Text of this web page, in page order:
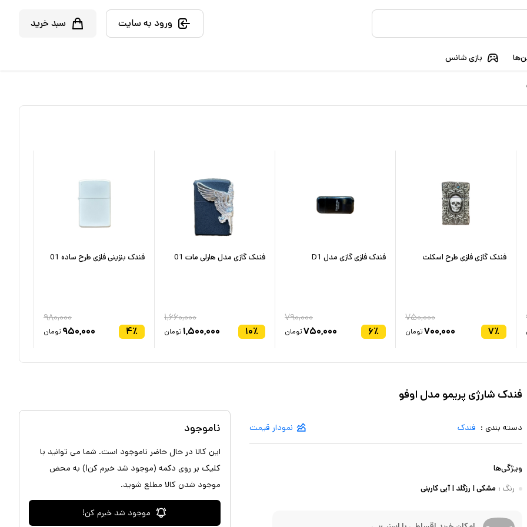
ورود به سایت سبد خرید
بازی شانس
فندک گازی فلزی طرح اسکلت
۷٪
۷۵۰,۰۰۰
۷۰۰,۰۰۰تومان
فندک فلزی گازی مدل D1
۶٪
۷۹۰,۰۰۰
۷۵۰,۰۰۰تومان
فندک گازی مدل هارلی مات 01
۱۰٪
۱,۶۶۰,۰۰۰
۱,۵۰۰,۰۰۰ تومان
فندک بنزینی فلزی طرح ساده 01
۴٪
۹۸۰,۰۰۰
۹۵۰,۰۰۰ تومان
فندک شارژی پریمو مدل اوفو
دسته بندی : فندک نمودار قیمت
ویژگی‌ها
رنگ : مشکی | رزگلد | آبی کاربنی
ناموجود
این کالا در حال حاضر ناموجود است. شما می توانید با
کلیک بر روی دکمه (موجود شد خبرم کن!) به محض
موجود شدن کالا مطلع شوید.
موجود شد خبرم کن!